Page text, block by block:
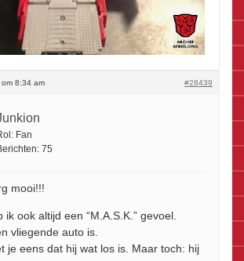
8:34 am #28439
Fan
75
mooi!!!
ik ook altijd een “M.A.S.K.” gevoel.
vliegende auto is.
je eens dat hij wat los is. Maar toch: hij